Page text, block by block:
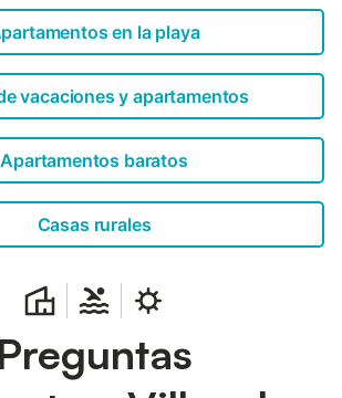
en la playa
vacaciones y apartamentos
Apartamentos baratos
Casas rurales
Preguntas